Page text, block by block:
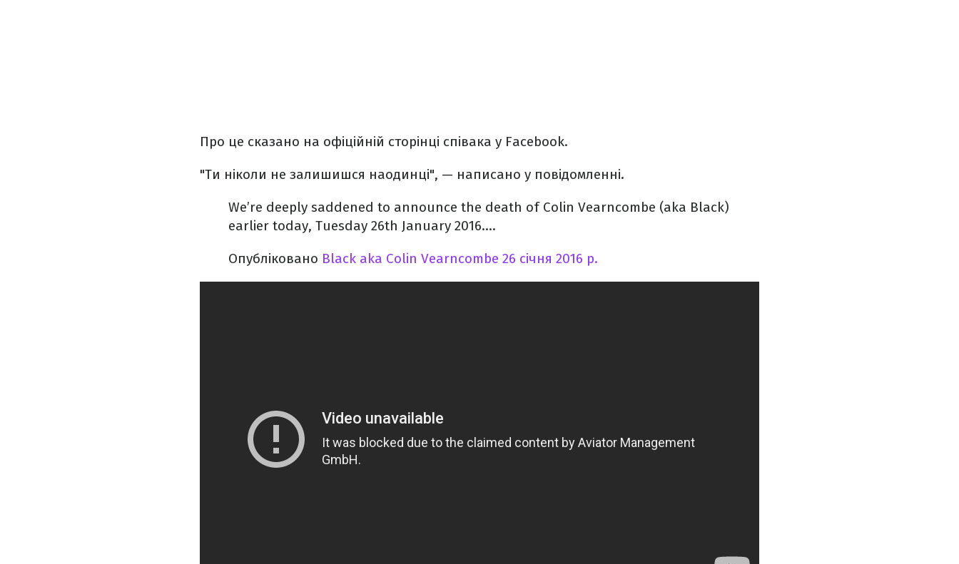
Про це сказано на офіційній сторінці співака у Facebook.
"Ти ніколи не залишишся наодинці", — написано у повідомленні.
We’re deeply saddened to announce the death of Colin Vearncombe (aka Black)
earlier today, Tuesday 26th January 2016....
Опубліковано Black aka Colin Vearncombe 26 січня 2016 р.